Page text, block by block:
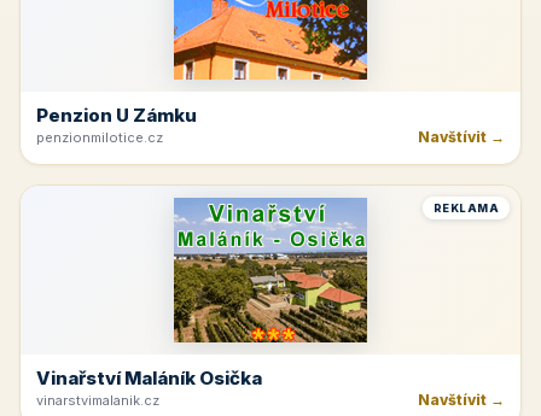
Penzion U Zámku
penzionmilotice.cz Navštívit →
REKLAMA
Vinařství Maláník Osička
vinarstvimalanik.cz Navštívit →